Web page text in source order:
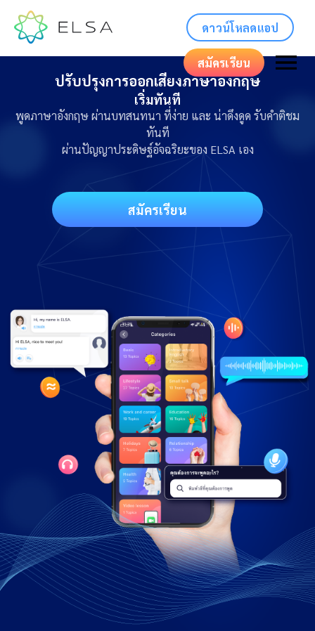
ดาวน์โหลดแอป
สมัครเรียน
ปรับปรุงการออกเสียงภาษาอังกฤษ
เริ่มทันที
พูดภาษาอังกฤษ ผ่านบทสนทนา ที่ง่าย และ น่าดึงดูด รับคำติชม
ทันที
ผ่านปัญญาประดิษฐ์อัจฉริยะของ ELSA เอง
สมัครเรียน